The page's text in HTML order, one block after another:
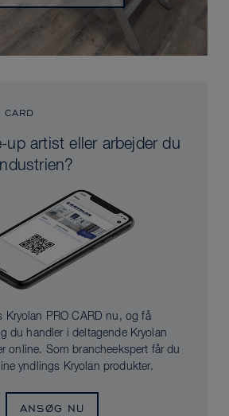
CARD
up artist eller arbejder du
Kryolan PRO CARD nu, og få
du handler i deltagende Kryolan
online. Som brancheekspert får du
yndlings Kryolan produkter.
ANSØG NU